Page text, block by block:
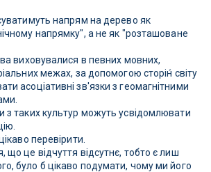
напрям на дерево як
напрямку", а не як "розташоване
виховувалися в певних мовних,
межах, за допомогою сторін́ світу
асоціативні зв'язки з геомагнітними
з таких культур можуть усвідомлювати
перевірити.
це відчуття відсутнє, тобто є лиш
було б цікаво подумати, чому ми його